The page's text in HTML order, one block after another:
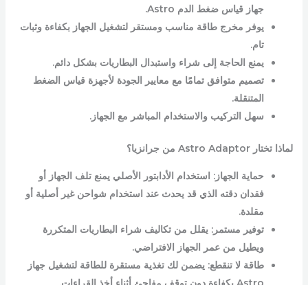
جهاز قياس ضغط الدم Astro.
يوفر مخرج طاقة مناسب ومستقر لتشغيل الجهاز بكفاءة وثبات
تام.
يمنع الحاجة إلى شراء واستبدال البطاريات بشكل دائم.
تصميم متوافق تمامًا مع معايير الجودة لأجهزة قياس الضغط
المتنقلة.
سهل التركيب والاستخدام المباشر مع الجهاز.
لماذا تختار Astro Adaptor من جرانزيا؟
حماية الجهاز: استخدام الأدابتور الأصلي يمنع تلف الجهاز أو
فقدان دقته الذي قد يحدث عند استخدام شواحن غير أصلية أو
مقلدة.
توفير مستمر: يقلل من تكاليف شراء البطاريات المتكررة
ويطيل من عمر الجهاز الافتراضي.
طاقة لا تنقطع: يضمن لك تغذية مستقرة للطاقة لتشغيل جهاز